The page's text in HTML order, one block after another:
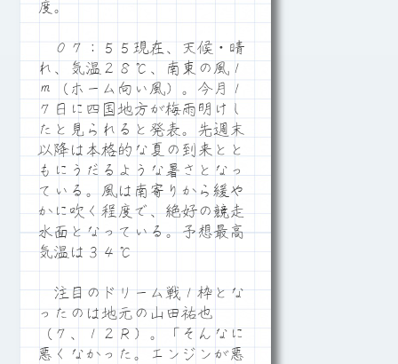
度。
０７：５５現在、天候・晴
れ、気温２８℃、南東の風１
ｍ（ホーム向い風）。今月１
７日に四国地方が梅雨明けし
たと見られると発表。先週末
以降は本格的な夏の到来とと
もにうだるような暑さとなっ
ている。風は南寄りから緩や
かに吹く程度で、絶好の競走
水面となっている。予想最高
気温は３４℃
注目のドリーム戦１枠とな
ったのは地元の山田祐也
（７、１２Ｒ）。「そんなに
悪くなかった。エンジンが悪